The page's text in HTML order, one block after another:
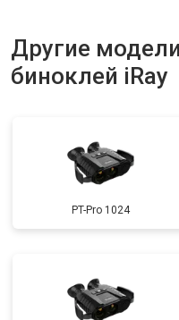
Другие
биноклей iRay
PT-Pro 1024